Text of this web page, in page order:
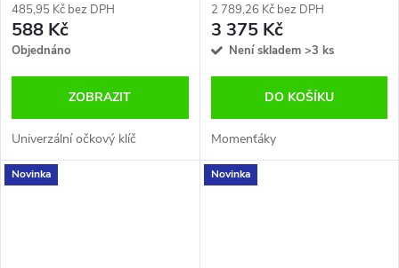
485,95 Kč bez DPH
588 Kč
Objednáno
ZOBRAZIT
Univerzální očkový klíč
2 789,26 Kč bez DPH
3 375 Kč
Není skladem >3 ks
DO KOŠÍKU
Momenťáky
Novinka Novinka